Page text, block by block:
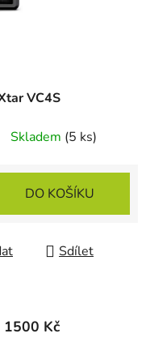
VC4S
Skladem (5 ks)
DO KOŠÍKU
Sdílet
1500 Kč